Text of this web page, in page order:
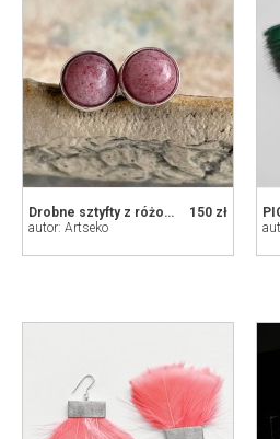
150 zł
Drobne sztyfty z różowym kamieniem d158
autor: Artseko